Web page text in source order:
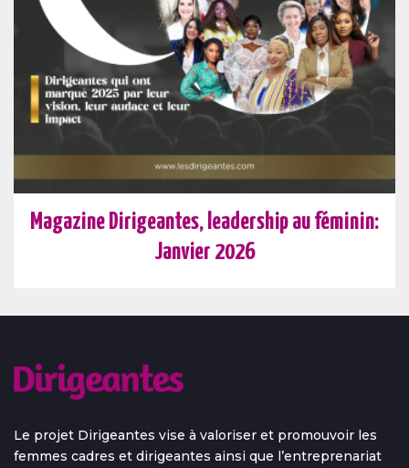
Magazine Dirigeantes, leadership au féminin:
Janvier 2026
Le projet Dirigeantes vise à valoriser et promouvoir les
femmes cadres et dirigeantes ainsi que l’entreprenariat